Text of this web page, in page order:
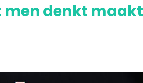
men denkt maakt